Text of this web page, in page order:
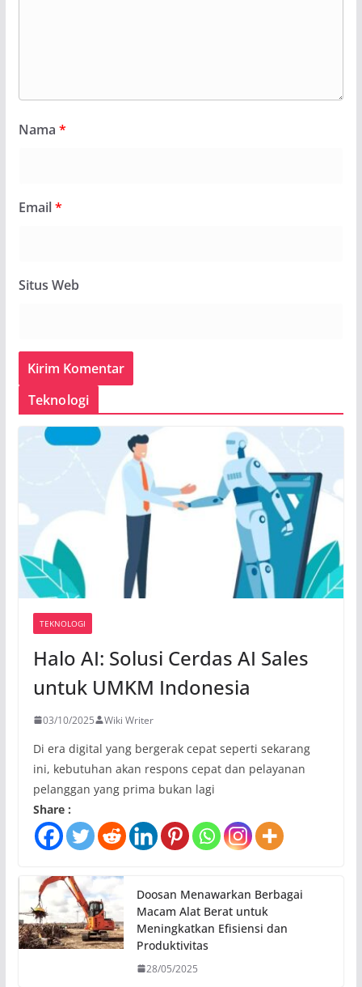
Nama *
Email*
Situs Web
Teknologi
TEKNOLOGI
Halo AI: Solusi Cerdas AI Sales
untuk UMKM Indonesia
03/10/2025 Wiki Writer
Di era digital yang bergerak cepat seperti sekarang
ini, kebutuhan akan respons cepat dan pelayanan
pelanggan yang prima bukan lagi
Share :
Doosan Menawarkan Berbagai
Macam Alat Berat untuk
Meningkatkan Efisiensi dan
Produktivitas
28/05/2025